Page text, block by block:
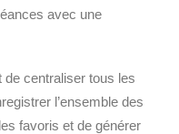
avec une
de centraliser tous les
l’ensemble des
favoris et de générer